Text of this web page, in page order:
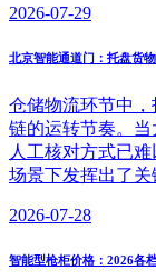
2026-07-29
北京智能通道门：托盘货
仓储物流环节中
链的运转节奏。
人工核对方式已
场景下发挥出了关
2026-07-28
智能型枪柜价格：2026各